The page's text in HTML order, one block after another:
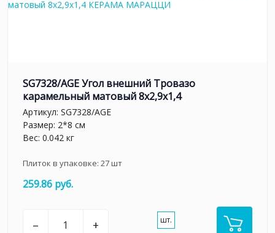
SG7328/AGE Угол внешний Тровазо
карамельный матовый 8x2,9x1,4
Артикул: SG7328/AGE
Размер: 2*8 см
Вес: 0.042 кг
Плиток в упаковке: 27шт
259.86 руб.
– + шт.